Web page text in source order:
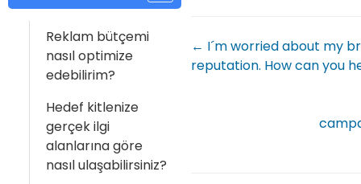
Reklam bütçemi
nasıl optimize
edebilirim?
Hedef kitlenize
gerçek ilgi
alanlarına göre
nasıl ulaşabilirsiniz?
← I´m worried about my
reputation. How can you